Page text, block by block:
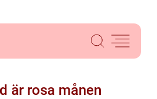
är rosa månen